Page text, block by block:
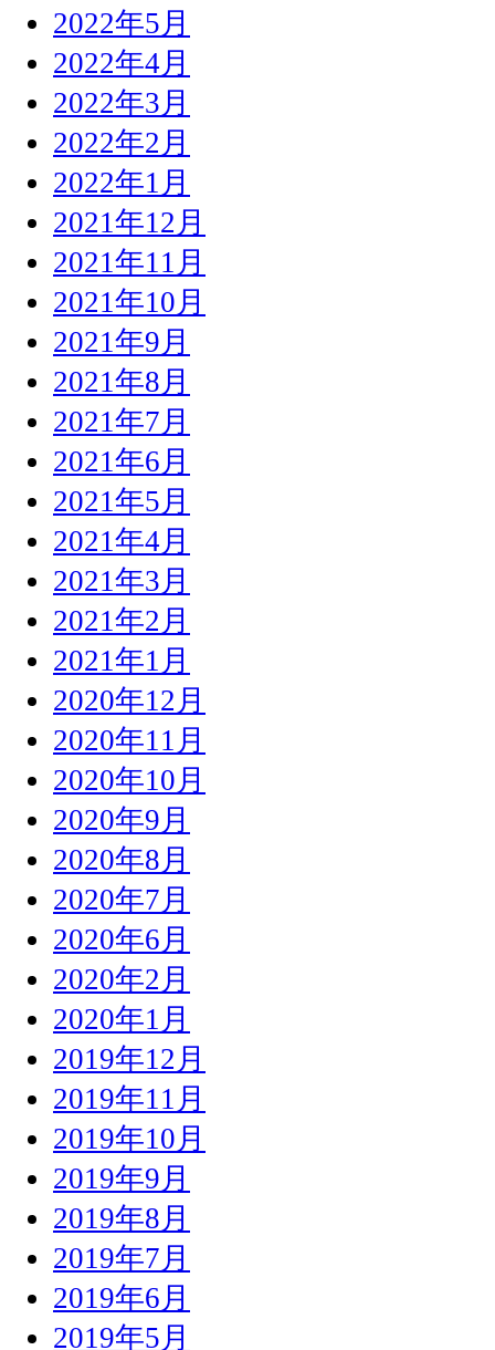
2022年5月
2022年4月
2022年3月
2022年2月
2022年1月
2021年12月
2021年11月
2021年10月
2021年9月
2021年8月
2021年7月
2021年6月
2021年5月
2021年4月
2021年3月
2021年2月
2021年1月
2020年12月
2020年11月
2020年10月
2020年9月
2020年8月
2020年7月
2020年6月
2020年2月
2020年1月
2019年12月
2019年11月
2019年10月
2019年9月
2019年8月
2019年7月
2019年6月
2019年5月